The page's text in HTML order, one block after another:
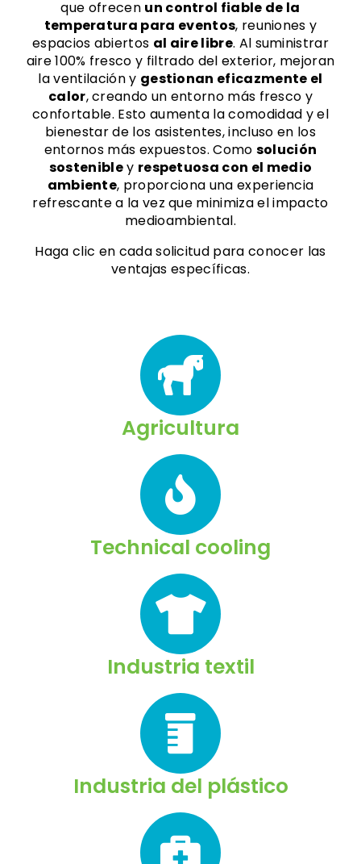
que ofrecen un control fiable de la
temperatura para eventos, reuniones y
espacios abiertos al aire libre. Al suministrar
aire 100% fresco y filtrado del exterior, mejoran
la ventilación y gestionan eficazmente el
calor, creando un entorno más fresco y
confortable. Esto aumenta la comodidad y el
bienestar de los asistentes, incluso en los
entornos más expuestos. Como solución
sostenibley respetuosa con el medio
ambiente, proporciona una experiencia
refrescante a la vez que minimiza el impacto
medioambiental.
Haga clic en cada solicitud para conocer las
ventajas específicas.
Agricultura
Technical cooling
Industria textil
Industria del plástico